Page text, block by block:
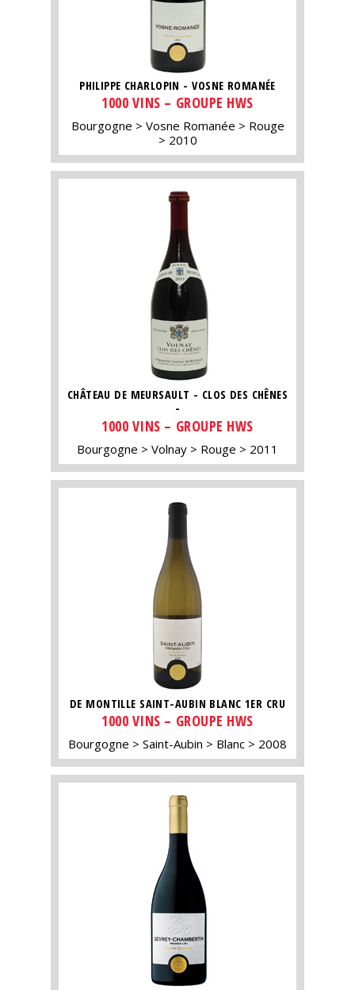
PHILIPPE CHARLOPIN - VOSNE ROMANÉE
1000 VINS – GROUPE HWS
Bourgogne Vosne Romanée
Rouge
2010
CHÂTEAU DE MEURSAULT - CLOS DES CHÊNES
-
1000 VINS – GROUPE HWS
Bourgogne Volnay Rouge 2011
DE MONTILLE SAINT-AUBIN BLANC 1ER CRU
1000 VINS – GROUPE HWS
Bourgogne Saint-Aubin Blanc 2008